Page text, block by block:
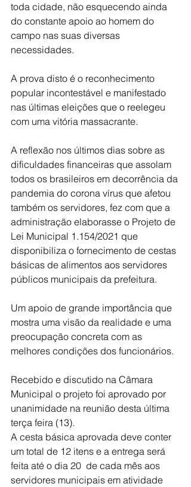
toda cidade, não esquecendo ainda
do constante apoio ao homem do
campo nas suas diversas
necessidades.
A prova disto é o reconhecimento
popular incontestável e manifestado
nas últimas eleições que o reelegeu
com uma vitória massacrante.
A reflexão nos últimos dias sobre as
dificuldades financeiras que assolam
todos os brasileiros em decorrência da
pandemia do corona vírus que afetou
também os servidores, fez com que a
administração elaborasse o Projeto de
Lei Municipal 1.154/2021 que
disponibiliza o fornecimento de cestas
básicas de alimentos aos servidores
públicos municipais da prefeitura.
Um apoio de grande importância que
mostra uma visão da realidade e uma
preocupação concreta com as
melhores condições dos funcionários.
Recebido e discutido na Câmara
Municipal o projeto foi aprovado por
unanimidade na reunião desta última
terça feira (13).
A cesta básica aprovada deve conter
um total de 12 itens e a entrega será
feita até o dia 20  de cada mês aos
servidores municipais em atividade